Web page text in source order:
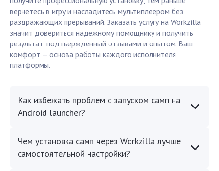
вернетесь в игру и насладитесь мультиплеером без
раздражающих прерываний. Заказать услугу на Workzilla
значит довериться надежному помощнику и получить
результат, подтвержденный отзывами и опытом. Ваш
комфорт — основа работы каждого исполнителя
платформы.
Как избежать проблем с запуском самп на
Android launcher?
Чем установка самп через Workzilla лучше
самостоятельной настройки?